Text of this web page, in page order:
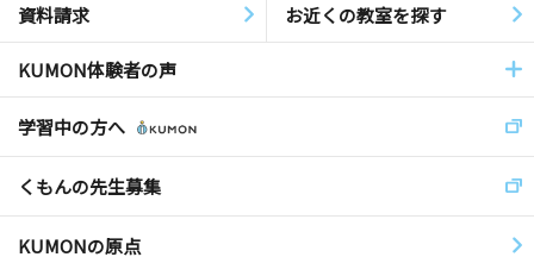
資料請求 お近くの教室を探す
KUMON体験者の声
学習中の方へ
くもんの先生募集
KUMONの原点